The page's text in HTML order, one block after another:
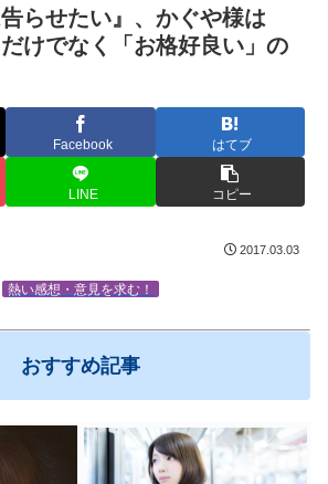
告らせたい』、かぐや様は
だけでなく「お格好良い」の
Facebook はてブ
LINE コピー
2017.03.03
熱い感想・意見を求む！
おすすめ記事